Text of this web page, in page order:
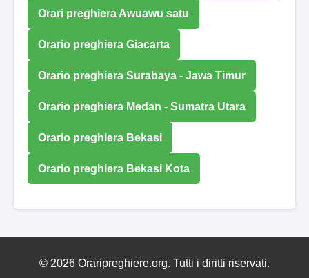
Orari preghiera Awuawu satu
Orario preghiera Giacarta
Orario preghiera Surabaya - Jawa Timur
Orario preghiera Medan - Sumatra Utara
Orario preghiera Bekasi
Orario preghiera Bekasi Kota
© 2026 Oraripreghiere.org. Tutti i diritti riservati.